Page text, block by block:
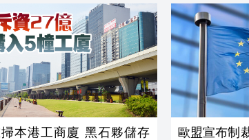
本港工商廈 黑石夥儲存
歐盟宣布制